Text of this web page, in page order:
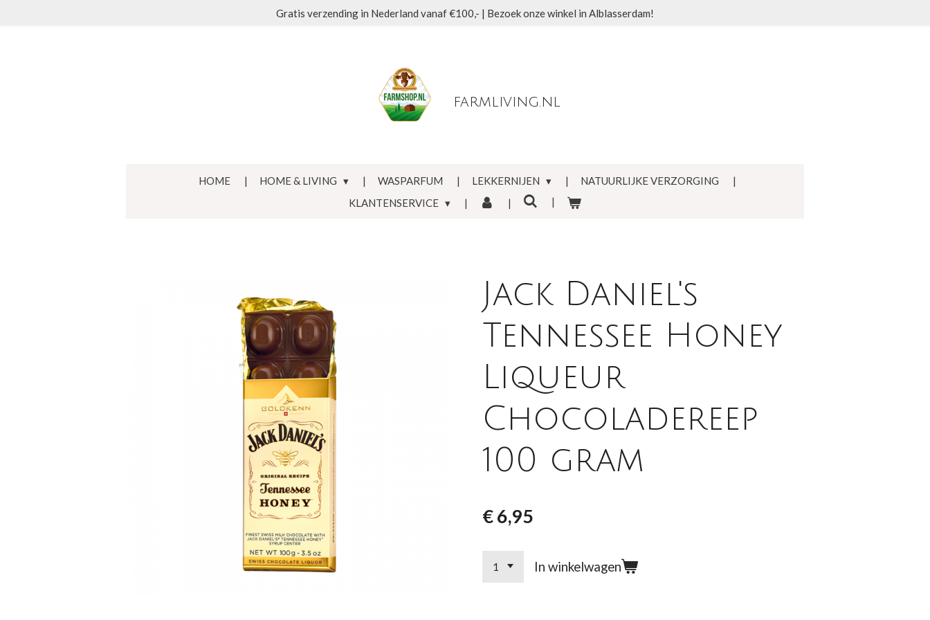
Gratis verzending in Nederland vanaf €100,- | Bezoek onze winkel in Alblasserdam!
farmliving.nl
HOME HOME & LIVING WASPARFUM LEKKERNIJEN
NATUURLIJKE VERZORGING
KLANTENSERVICE
Jack Daniel's
Tennessee Honey
Liqueur
Chocoladereep
100 gram
€ 6,95
In winkelwagen